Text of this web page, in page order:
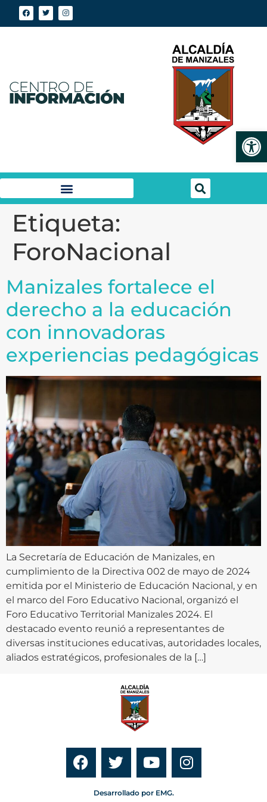
Etiqueta:
ForoNacional
Manizales fortalece el
derecho a la educación
con innovadoras
experiencias pedagógicas
La Secretaría de Educación de Manizales, en
cumplimiento de la Directiva 002 de mayo de 2024
emitida por el Ministerio de Educación Nacional, y en
el marco del Foro Educativo Nacional, organizó el
Foro Educativo Territorial Manizales 2024. El
destacado evento reunió a representantes de
diversas instituciones educativas, autoridades locales,
aliados estratégicos, profesionales de la […]
Desarrollado por EMG.